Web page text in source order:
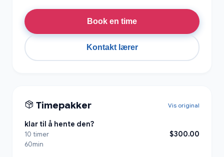
Book en time
Kontakt lærer
Timepakker Vis original
klar til å hente den?
10 timer
60min
$300.00